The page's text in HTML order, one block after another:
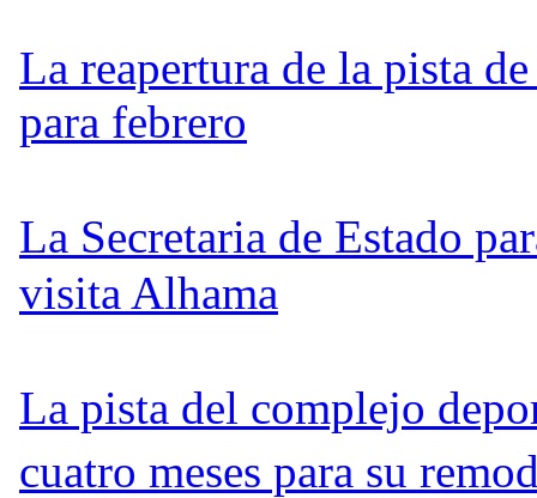
La reapertura de la pista
para febrero
La Secretaria de Estado
visita Alhama
La pista del complejo
cuatro meses para su